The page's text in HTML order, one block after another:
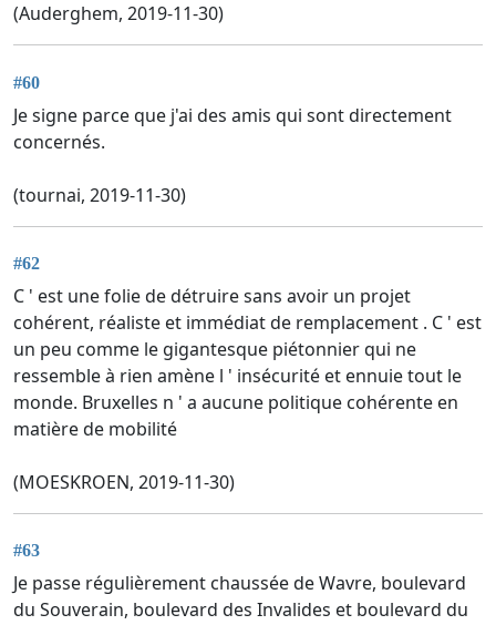
(Auderghem, 2019-11-30)
#60
Je signe parce que j'ai des amis qui sont directement
concernés.
(tournai, 2019-11-30)
#62
C ' est une folie de détruire sans avoir un projet
cohérent, réaliste et immédiat de remplacement . C ' est
un peu comme le gigantesque piétonnier qui ne
ressemble à rien amène l ' insécurité et ennuie tout le
monde. Bruxelles n ' a aucune politique cohérente en
matière de mobilité
(MOESKROEN, 2019-11-30)
#63
Je passe régulièrement chaussée de Wavre, boulevard
du Souverain, boulevard des Invalides et boulevard du